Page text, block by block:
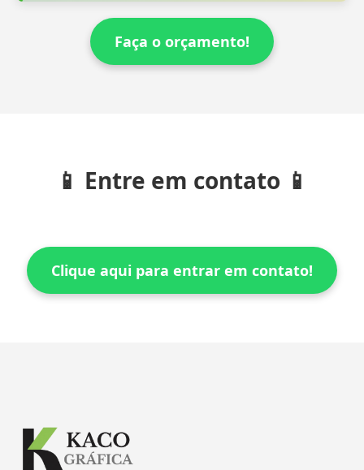
Faça o orçamento!
📱 Entre em contato 📱
Clique aqui para entrar em contato!